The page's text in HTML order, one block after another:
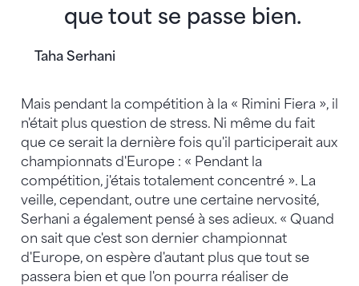
Taha Serhani
que tout se passe bien.
Mais pendant la compétition à la « Rimini Fiera », il
n'était plus question de stress. Ni même du fait
que ce serait la dernière fois qu'il participerait aux
championnats d'Europe : « Pendant la
compétition, j'étais totalement concentré ». La
veille, cependant, outre une certaine nervosité,
Serhani a également pensé à ses adieux. « Quand
on sait que c'est son dernier championnat
d'Europe, on espère d'autant plus que tout se
passera bien et que l'on pourra réaliser de